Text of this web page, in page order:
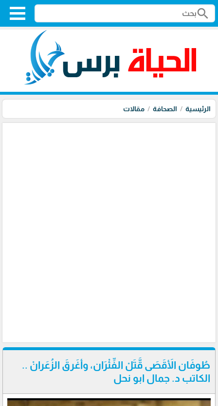
search
الرئيسية الصحافة مقالات
طُوفَان الأَقَصَى قَّتَلْ الفِّئْرَان، وأغَرقَ الزُعَرانْ ..
الكاتب د. جمال ابو نحل